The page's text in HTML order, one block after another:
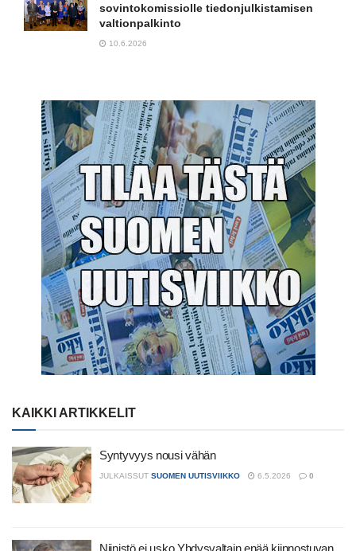
sovintokomissiolle tiedonjulkistamisen
valtionpalkinto
10.6.2026
KAIKKI ARTIKKELIT
Syntyvyys nousi vähän
JULKAISSUT SUOMEN UUTISVIIKKO 6.5.2026 0